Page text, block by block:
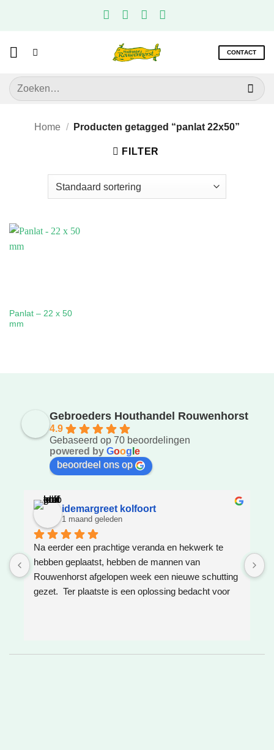
CONTACT
Zoeken
naar:
Home / Producten getagged “panlat 22x50”
FILTER
Panlat – 22 x 50
mm
Gebroeders Houthandel Rouwenhorst
4.9
Gebaseerd op 70 beoordelingen
powered by Goog e
beoordeel ons op
idemargreet kolfoort
1 maand geleden
Na eerder een prachtige veranda en hekwerk te
hebben geplaatst, hebben de mannen van
Rouwenhorst afgelopen week een nieuwe schutting
gezet.  Ter plaatste is een oplossing bedacht voor